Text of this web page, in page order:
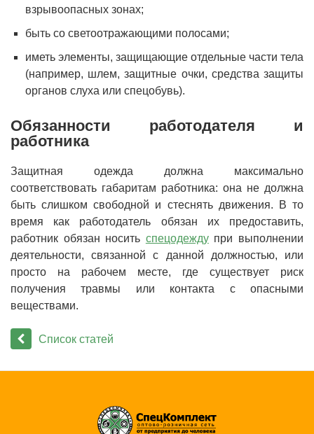
взрывоопасных зонах;
быть со светоотражающими полосами;
иметь элементы, защищающие отдельные части тела
(например, шлем, защитные очки, средства защиты
органов слуха или спецобувь).
Обязанности работодателя и
работника
Защитная одежда должна максимально
соответствовать габаритам работника: она не должна
быть слишком свободной и стеснять движения. В то
время как работодатель обязан их предоставить,
работник обязан носить спецодеждупри выполнении
деятельности, связанной с данной должностью, или
просто на рабочем месте, где существует риск
получения травмы или контакта с опасными
веществами.
Список статей